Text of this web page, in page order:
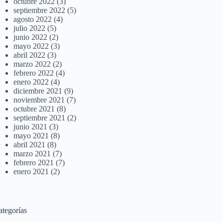
septiembre 2022 (5)
agosto 2022 (4)
julio 2022 (5)
junio 2022 (2)
mayo 2022 (3)
abril 2022 (3)
marzo 2022 (2)
febrero 2022 (4)
enero 2022 (4)
diciembre 2021 (9)
noviembre 2021 (7)
octubre 2021 (8)
septiembre 2021 (2)
junio 2021 (3)
mayo 2021 (8)
abril 2021 (8)
marzo 2021 (7)
febrero 2021 (7)
enero 2021 (2)